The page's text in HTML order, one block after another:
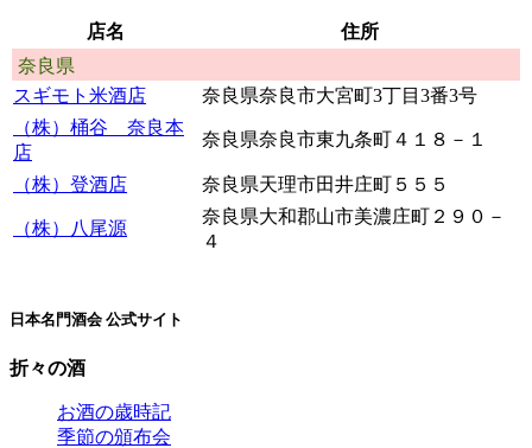
店名
住所
奈良県
スギモト米酒店
奈良県奈良市大宮町3丁目3番3号
（株）桶谷 奈良本
店
奈良県奈良市東九条町４１８－１
（株）登酒店 奈良県天理市田井庄町５５５
（株）八尾源
奈良県大和郡山市美濃庄町２９０－
４
日本名門酒会 公式サイト
折々の酒
お酒の歳時記
季節の頒布会